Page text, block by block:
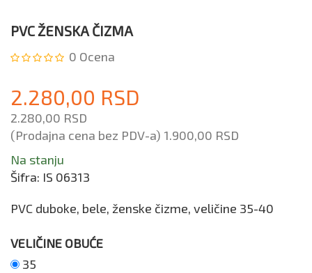
PVC ŽENSKA ČIZMA
0 Ocena
2.280,00 RSD
2.280,00 RSD
(Prodajna cena bez PDV-a) 1.900,00 RSD
Na stanju
Šifra: IS 06313
PVC duboke, bele, ženske čizme, veličine 35-40
VELIČINE OBUĆE
35